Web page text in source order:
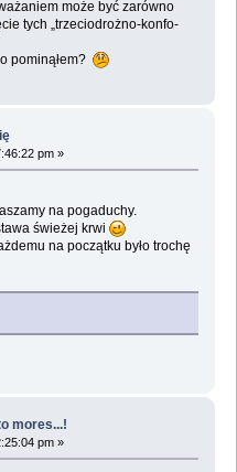
może być zarówno
tych „trzeciodrożno-konfo-
pominąłem?
pm »
na pogaduchy.
świeżej krwi
na początku było trochę
mores...!
pm »